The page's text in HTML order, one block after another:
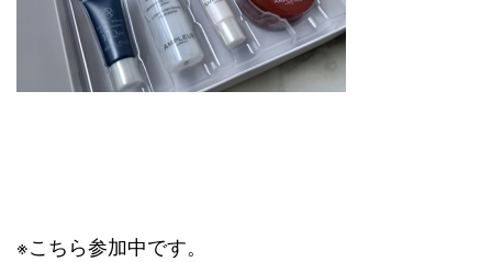
※こちら参加中です。